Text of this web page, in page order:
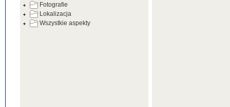
Kartoteka Zabytków
Fotografie
Lokalizacja
Wszystkie aspekty